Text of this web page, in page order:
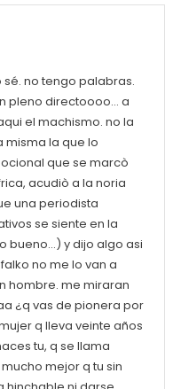
no tengo palabras.
pleno directoooo… a
el machismo. no la
la que lo
que se marcò
acudiò a la noria
una periodista
se siente en la
bueno…) y dijo algo asi
no me lo van a
hombre. me miraran
¿q vas de pionera por
q lleva veinte años
tu, q se llama
mejor q tu sin